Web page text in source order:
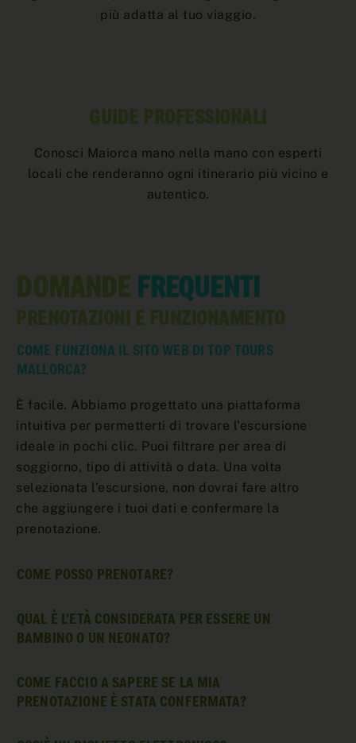
più adatta al tuo viaggio.
GUIDE PROFESSIONALI
Conosci Maiorca mano nella mano con esperti
locali che renderanno ogni itinerario più vicino e
autentico.
DOMANDE FREQUENTI
PRENOTAZIONI E FUNZIONAMENTO
COME FUNZIONA IL SITO WEB DI TOP TOURS
MALLORCA?
È facile. Abbiamo progettato una piattaforma
intuitiva per permetterti di trovare l'escursione
ideale in pochi clic. Puoi filtrare per area di
soggiorno, tipo di attività o data. Una volta
selezionata l'escursione, non dovrai fare altro
che aggiungere i tuoi dati e confermare la
prenotazione.
COME POSSO PRENOTARE?
QUAL È L'ETÀ CONSIDERATA PER ESSERE UN
BAMBINO O UN NEONATO?
COME FACCIO A SAPERE SE LA MIA
PRENOTAZIONE È STATA CONFERMATA?